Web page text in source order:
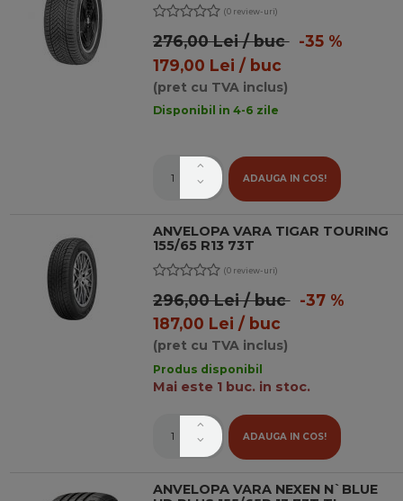
(0 review-uri)
276,00 Lei / buc-35 %
179,00 Lei / buc
(pret cu TVA inclus)
Disponibil in 4-6 zile
ADAUGA IN COS!
ANVELOPA VARA TIGAR TOURING
155/65 R13 73T
(0 review-uri)
296,00 Lei / buc-37 %
187,00 Lei / buc
(pret cu TVA inclus)
Produs disponibil
Mai este 1 buc. in stoc.
ADAUGA IN COS!
ANVELOPA VARA NEXEN N`BLUE